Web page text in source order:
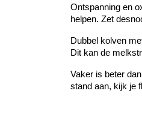
Ontspanning en
helpen. Zet
Dubbel kolven
Dit kan de
Vaker is beter
stand aan, kijk je